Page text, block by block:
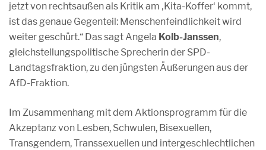
jetzt von rechtsaußen als Kritik am ‚Kita-Koffer‘ kommt,
ist das genaue Gegenteil: Menschenfeindlichkeit wird
weiter geschürt.“ Das sagt Angela Kolb-Janssen,
gleichstellungspolitische Sprecherin der SPD-
Landtagsfraktion, zu den jüngsten Äußerungen aus der
AfD-Fraktion.
Im Zusammenhang mit dem Aktionsprogramm für die
Akzeptanz von Lesben, Schwulen, Bisexuellen,
Transgendern, Transsexuellen und intergeschlechtlichen